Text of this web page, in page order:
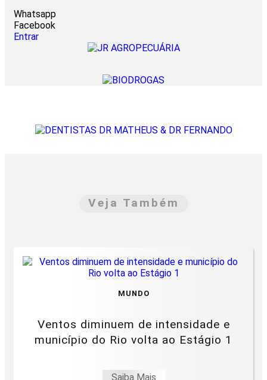
Whatsapp
Facebook
Entrar
Veja Também
MUNDO
Ventos diminuem de intensidade e
município do Rio volta ao Estágio 1
Saiba Mais